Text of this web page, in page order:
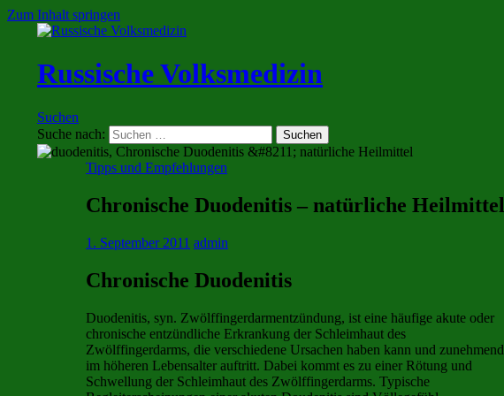
Zum Inhalt springen
Russische Volksmedizin
Suchen
Suche nach:
Tipps und Empfehlungen
Chronische Duodenitis – natürliche Heilmittel
1. September 2011 admin
Chronische Duodenitis
Duodenitis, syn. Zwölffingerdarmentzündung, ist eine häufige akute oder
chronische entzündliche Erkrankung der Schleimhaut des
Zwölffingerdarms, die verschiedene Ursachen haben kann und zunehmend
im höheren Lebensalter auftritt. Dabei kommt es zu einer Rötung und
Schwellung der Schleimhaut des Zwölffingerdarms. Typische